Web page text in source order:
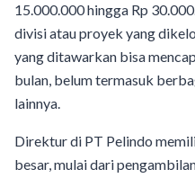
15.000.000 hingga Rp
divisi atau proyek yang
yang ditawarkan bisa
bulan, belum termasuk
lainnya.
Direktur di PT Pelindo
besar, mulai dari